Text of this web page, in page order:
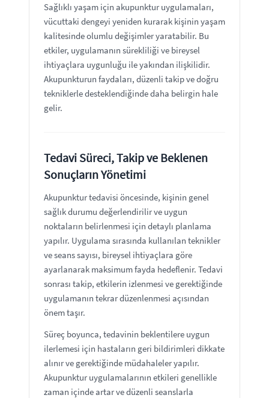
Sağlıklı yaşam için akupunktur uygulamaları,
vücuttaki dengeyi yeniden kurarak kişinin yaşam
kalitesinde olumlu değişimler yaratabilir. Bu
etkiler, uygulamanın sürekliliği ve bireysel
ihtiyaçlara uygunluğu ile yakından ilişkilidir.
Akupunkturun faydaları, düzenli takip ve doğru
tekniklerle desteklendiğinde daha belirgin hale
gelir.
Tedavi Süreci, Takip ve Beklenen
Sonuçların Yönetimi
Akupunktur tedavisi öncesinde, kişinin genel
sağlık durumu değerlendirilir ve uygun
noktaların belirlenmesi için detaylı planlama
yapılır. Uygulama sırasında kullanılan teknikler
ve seans sayısı, bireysel ihtiyaçlara göre
ayarlanarak maksimum fayda hedeflenir. Tedavi
sonrası takip, etkilerin izlenmesi ve gerektiğinde
uygulamanın tekrar düzenlenmesi açısından
önem taşır.
Süreç boyunca, tedavinin beklentilere uygun
ilerlemesi için hastaların geri bildirimleri dikkate
alınır ve gerektiğinde müdahaleler yapılır.
Akupunktur uygulamalarının etkileri genellikle
zaman içinde artar ve düzenli seanslarla